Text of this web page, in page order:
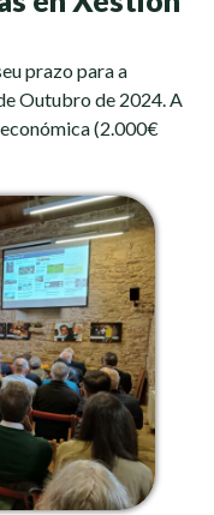
prazo para a
Outubro de 2024. A
(2.000€